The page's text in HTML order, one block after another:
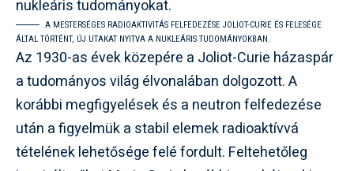
A MESTERSÉGES RADIOAKTIVITÁS FELFEDEZÉSE JOLIOT-CURIE ÉS FELESÉGE
ÁLTAL TÖRTÉNT, ÚJ UTAKAT NYITVA A NUKLEÁRIS TUDOMÁNYOKBAN.
Az 1930-as évek közepére a Joliot-Curie házaspár
a tudományos világ élvonalában dolgozott. A
korábbi megfigyelések és a neutron felfedezése
után a figyelmük a stabil elemek radioaktívvá
tételének lehetősége felé fordult. Feltehetőleg